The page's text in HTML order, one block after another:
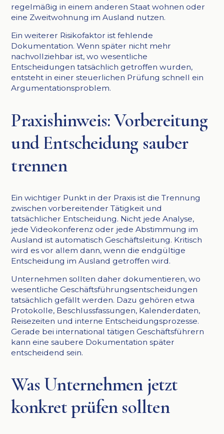
regelmäßig in einem anderen Staat wohnen oder
eine Zweitwohnung im Ausland nutzen.
Ein weiterer Risikofaktor ist fehlende
Dokumentation. Wenn später nicht mehr
nachvollziehbar ist, wo wesentliche
Entscheidungen tatsächlich getroffen wurden,
entsteht in einer steuerlichen Prüfung schnell ein
Argumentationsproblem.
Praxishinweis: Vorbereitung
und Entscheidung sauber
trennen
Ein wichtiger Punkt in der Praxis ist die Trennung
zwischen vorbereitender Tätigkeit und
tatsächlicher Entscheidung. Nicht jede Analyse,
jede Videokonferenz oder jede Abstimmung im
Ausland ist automatisch Geschäftsleitung. Kritisch
wird es vor allem dann, wenn die endgültige
Entscheidung im Ausland getroffen wird.
Unternehmen sollten daher dokumentieren, wo
wesentliche Geschäftsführungsentscheidungen
tatsächlich gefällt werden. Dazu gehören etwa
Protokolle, Beschlussfassungen, Kalenderdaten,
Reisezeiten und interne Entscheidungsprozesse.
Gerade bei international tätigen Geschäftsführern
kann eine saubere Dokumentation später
entscheidend sein.
Was Unternehmen jetzt
konkret prüfen sollten